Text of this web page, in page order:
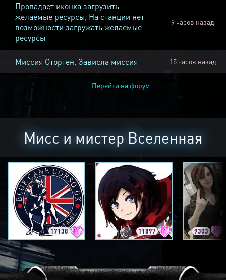
Пропадает иконка загрузить
желаемые ресурсы, На станции нет
возможности загружать желаемые
ресурсы
9 часов назад
Миссия Отортен, Зависла миссия 15 часов назад
Перейти на форум
Мисс и мистер Вселенная
17138 11897 9303